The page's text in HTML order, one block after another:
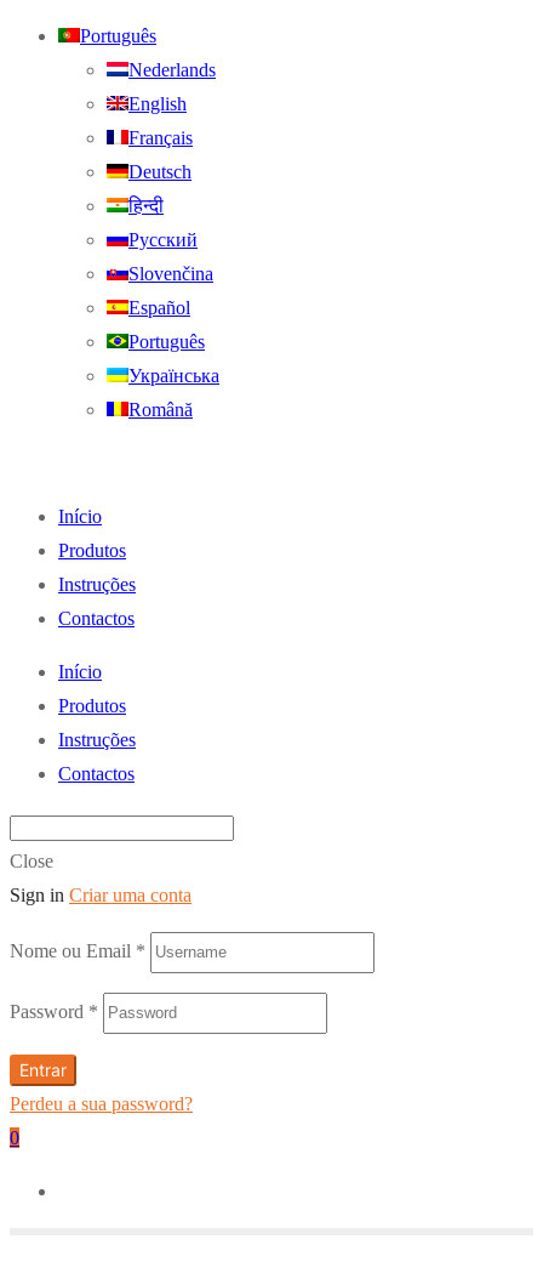
Português
Nederlands
English
Français
Deutsch
हिन्दी
Русский
Slovenčina
Español
Português
Українська
Română
Início
Produtos
Instruções
Contactos
Início
Produtos
Instruções
Contactos
Close
Sign in Criar uma conta
Nome ou Email *
Password *
Entrar
Perdeu a sua password?
0